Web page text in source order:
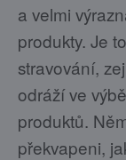
a velmi
produkty. Je
stravování,
odráží ve
produktů.
překvapeni,